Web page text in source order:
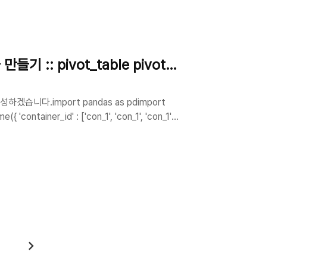
만들기 :: pivot_table pivot table
성하겠습니다.import pandas as pdimport
다